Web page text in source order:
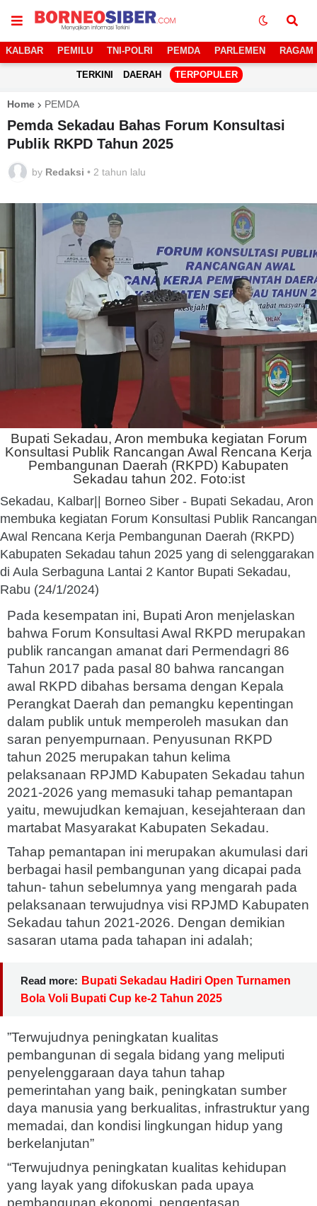
KALBAR PEMILU TNI-POLRI PEMDA PARLEMEN RAGAM
TERKINI DAERAH TERPOPULER
Home PEMDA
Pemda Sekadau Bahas Forum Konsultasi
Publik RKPD Tahun 2025
by Redaksi • 2 tahun lalu
Bupati Sekadau, Aron membuka kegiatan Forum
Konsultasi Publik Rancangan Awal Rencana Kerja
Pembangunan Daerah (RKPD) Kabupaten
Sekadau tahun 202. Foto:ist
Sekadau, Kalbar|| Borneo Siber - Bupati Sekadau, Aron
membuka kegiatan Forum Konsultasi Publik Rancangan
Awal Rencana Kerja Pembangunan Daerah (RKPD)
Kabupaten Sekadau tahun 2025 yang di selenggarakan
di Aula Serbaguna Lantai 2 Kantor Bupati Sekadau,
Rabu (24/1/2024)
Pada kesempatan ini, Bupati Aron menjelaskan
bahwa Forum Konsultasi Awal RKPD merupakan
publik rancangan amanat dari Permendagri 86
Tahun 2017 pada pasal 80 bahwa rancangan
awal RKPD dibahas bersama dengan Kepala
Perangkat Daerah dan pemangku kepentingan
dalam publik untuk memperoleh masukan dan
saran penyempurnaan. Penyusunan RKPD
tahun 2025 merupakan tahun kelima
pelaksanaan RPJMD Kabupaten Sekadau tahun
2021-2026 yang memasuki tahap pemantapan
yaitu, mewujudkan kemajuan, kesejahteraan dan
martabat Masyarakat Kabupaten Sekadau.
Tahap pemantapan ini merupakan akumulasi dari
berbagai hasil pembangunan yang dicapai pada
tahun- tahun sebelumnya yang mengarah pada
pelaksanaan terwujudnya visi RPJMD Kabupaten
Sekadau tahun 2021-2026. Dengan demikian
sasaran utama pada tahapan ini adalah;
Read more: Bupati Sekadau Hadiri Open Turnamen
Bola Voli Bupati Cup ke-2 Tahun 2025
”Terwujudnya peningkatan kualitas
pembangunan di segala bidang yang meliputi
penyelenggaraan daya tahun tahap
pemerintahan yang baik, peningkatan sumber
daya manusia yang berkualitas, infrastruktur yang
memadai, dan kondisi lingkungan hidup yang
berkelanjutan”
“Terwujudnya peningkatan kualitas kehidupan
yang layak yang difokuskan pada upaya
pembangunan ekonomi, pengentasan